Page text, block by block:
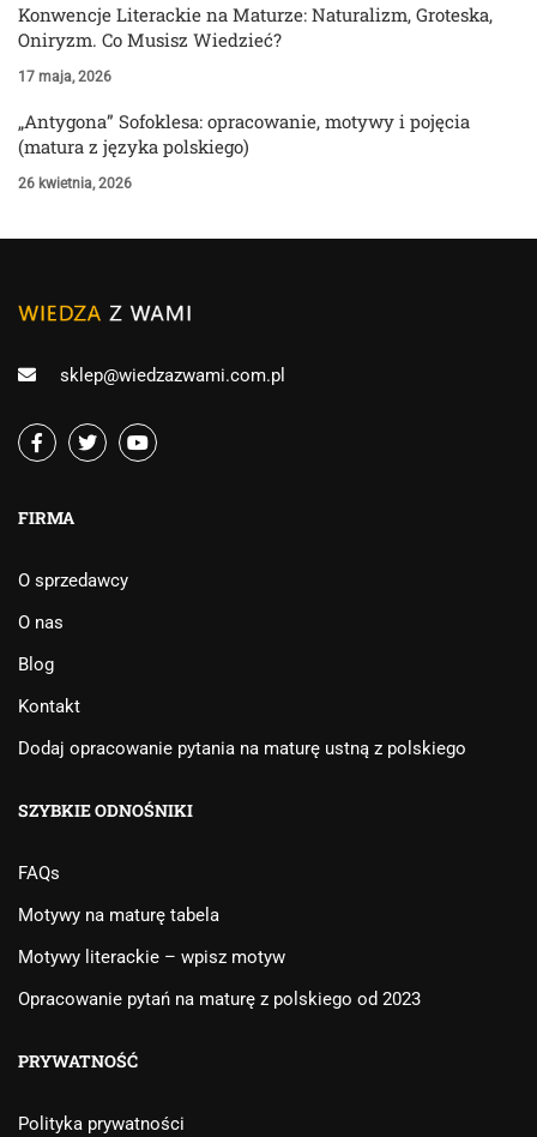
Konwencje Literackie na Maturze: Naturalizm, Groteska,
Oniryzm. Co Musisz Wiedzieć?
17 maja, 2026
„Antygona” Sofoklesa: opracowanie, motywy i pojęcia
(matura z języka polskiego)
26 kwietnia, 2026
sklep@wiedzazwami.com.pl
FIRMA
O sprzedawcy
O nas
Blog
Kontakt
Dodaj opracowanie pytania na maturę ustną z polskiego
SZYBKIE ODNOŚNIKI
FAQs
Motywy na maturę tabela
Motywy literackie – wpisz motyw
Opracowanie pytań na maturę z polskiego od 2023
PRYWATNOŚĆ
Polityka prywatności